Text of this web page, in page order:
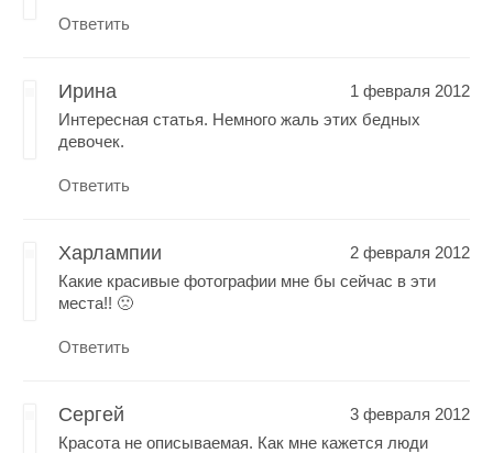
Ответить
Ирина
1 февраля 2012
Интересная статья. Немного жаль этих бедных
девочек.
Ответить
Харлампии
2 февраля 2012
Какие красивые фотографии мне бы сейчас в эти
места!! 🙁
Ответить
Сергей
3 февраля 2012
Красота не описываемая. Как мне кажется люди